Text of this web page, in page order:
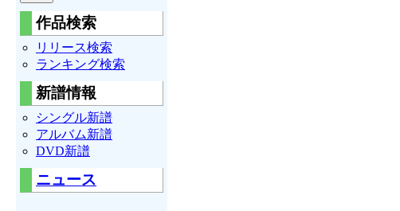
作品検索
リリース検索
ランキング検索
新譜情報
シングル新譜
アルバム新譜
DVD新譜
ニュース